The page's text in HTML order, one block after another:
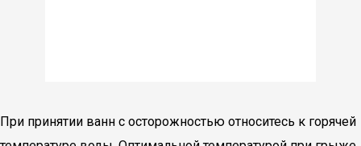
При принятии ванн с осторожностью относитесь к горячей